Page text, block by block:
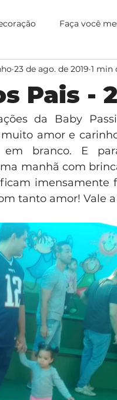
Faça você
Education Receitas
Pais -
23 de ago. de 2019 1 min
da Baby
amor e
em branco. E
manhã com
imensamente
tanto amor! Vale